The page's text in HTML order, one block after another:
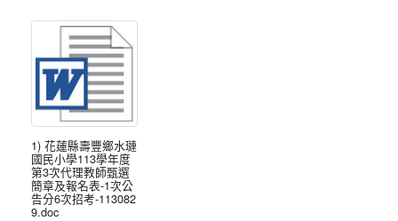
1) 花蓮縣壽豐鄉水璉
國民小學113學年度
第3次代理教師甄選
簡章及報名表-1次公
告分6次招考-113082
9.doc